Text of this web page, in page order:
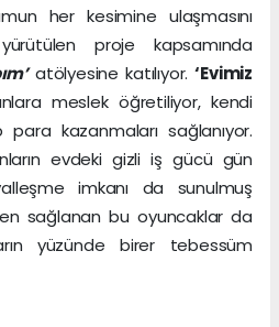
her kesimine ulaşmasını
proje kapsamında
atölyesine katılıyor.‘Evimiz
meslek öğretiliyor, kendi
kazanmaları sağlanıyor.
evdeki gizli iş gücü gün
imkanı da sunulmuş
sağlanan bu oyuncaklar da
yüzünde birer tebessüm